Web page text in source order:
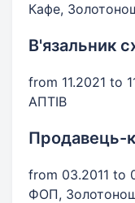
Кафе,
В'язальник
from 11.2021 to
АПТІВ
Продавець-
from 03.2011 to
ФОП,